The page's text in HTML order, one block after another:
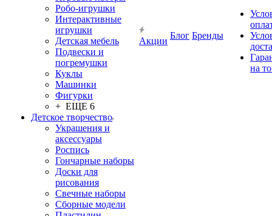
Робо-игрушки
Интерактивные
игрушки
Детская мебель
Подвески и
погремушки
Куклы
Машинки
Фигурки
+ ЕЩЕ 6
Детское творчество
Украшения и
аксессуары
Роспись
Гончарные наборы
Доски для
рисования
Свечные наборы
Сборные модели
Акции
Блог Бренды
на